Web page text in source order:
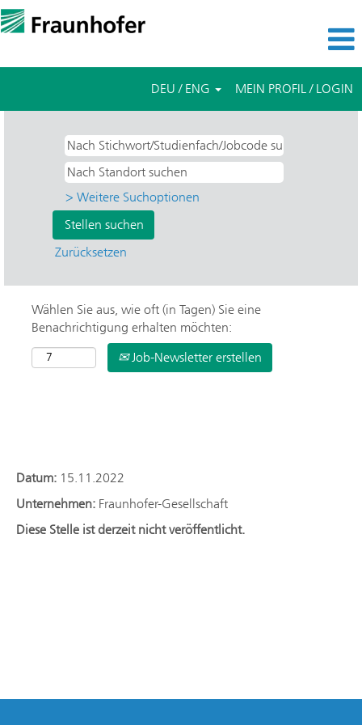
DEU / ENG MEIN PROFIL / LOGIN
> Weitere Suchoptionen
Zurücksetzen
Wählen Sie aus, wie oft (in Tagen) Sie eine
Benachrichtigung erhalten möchten:
Job-Newsletter erstellen
Datum: 15.11.2022
Unternehmen: Fraunhofer-Gesellschaft
Diese Stelle ist derzeit nicht veröffentlicht.